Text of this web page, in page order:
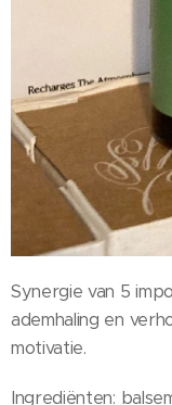
Synergie van 5
ademhaling en
motivatie.
Ingrediënten: